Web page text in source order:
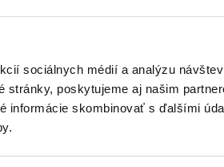
sociálnych médií a analýzu
poskytujeme aj našim
informácie skombinovať s ďalšími
zhotovené z lepených lamelových
výstavbe vďaka svojim